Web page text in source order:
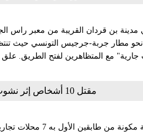
نحو مطار جربة-جرجيس التونسي حيث
مقتل 10 أشخاص إثر نشوب حريق في بناية في أبوظبي
نشب حريق في بناية